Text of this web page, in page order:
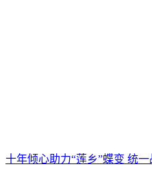
十年倾心助力“莲乡”蝶变 统